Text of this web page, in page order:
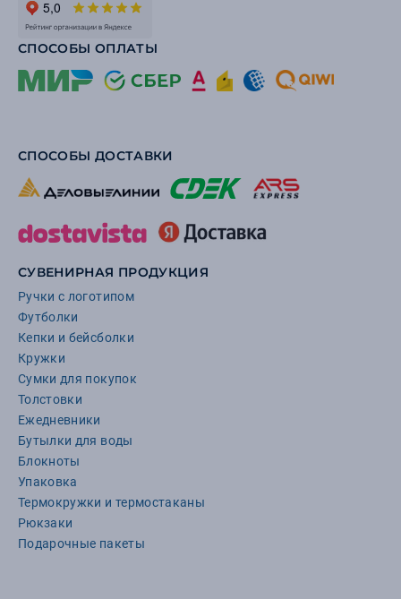
СПОСОБЫ ОПЛАТЫ
СПОСОБЫ ДОСТАВКИ
СУВЕНИРНАЯ ПРОДУКЦИЯ
Ручки с логотипом
Футболки
Кепки и бейсболки
Кружки
Сумки для покупок
Толстовки
Ежедневники
Бутылки для воды
Блокноты
Упаковка
Термокружки и термостаканы
Рюкзаки
Подарочные пакеты